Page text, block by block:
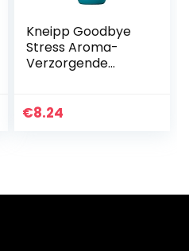
Kneipp Goodbye
Stress Aroma-
Verzorgende
€8.24